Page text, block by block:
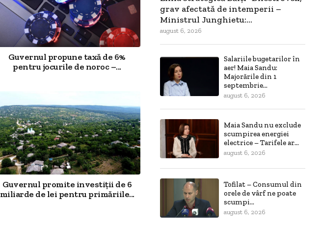
Guvernul propune taxă de 6%
pentru jocurile de noroc –...
Guvernul promite investiții de 6
miliarde de lei pentru primăriile...
grav afectată de intemperii –
Ministrul Junghietu:...
august 6, 2026
Salariile bugetarilor în
aer! Maia Sandu:
Majorările din 1
septembrie...
august 6, 2026
Maia Sandu nu exclude
scumpirea energiei
electrice – Tarifele ar...
august 6, 2026
Tofilat – Consumul din
orele de vârf ne poate
scumpi...
august 6, 2026